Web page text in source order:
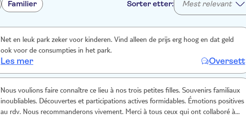
Familier Sorter etter: Mest relevant
Net en leuk park zeker voor kinderen. Vind alleen de prijs erg hoog en dat geld
ook voor de consumpties in het park.
Les mer Oversett
Nous voulions faire connaître ce lieu à nos trois petites filles. Souvenirs familiaux
inoubliables. Découvertes et participations actives formidables. Émotions positives
au rdv. Nous recommanderons vivement. Merci à tous ceux qui ont collaboré à